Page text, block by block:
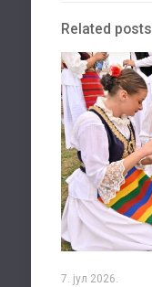
Related posts
7. јул 2026.